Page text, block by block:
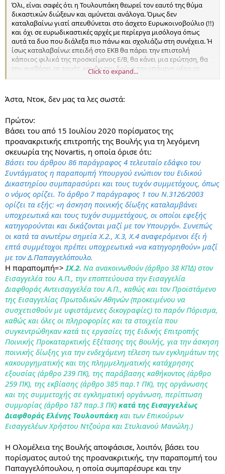
Όλι, είναι σαφές ότι η Τουλουπάκη θεωρεί τον εαυτό της θύμα
δικαστικών διώξεων και αμύνεται ανάλογα. Όμως δεν
καταλαβαίνω γιατί απευθύνεται στο άσχετο Ευρωκοινοβούλιο (!!)
και όχι σε ευρωδικαστικές αρχές με περίεργα μισόλογα όπως
αυτά τα δυο που διάλεξα πιο πάνω και σχολιάζω στη συνέχεια. Ή
ίσως καταλαβαίνω: επειδή στο ΕΚΒ θα πάρει την επιστολή
κάποιος φιλικά της προσκείμενος Ε/Β, θα κάνει μια ερώτηση, θα
την ανεβάσει σε τουήτ, και θα την δούμε την επόμενη μέρα σε
πρωτοσέλιδα στην Αθήνα, ξαναμασημένα όλα αυτά, με τίτλους
(Δεν είναι φανταστικό σενάριο, είδαμε τον μηχανισμό πρόσφατα
Όμως, ειλικρινά:
Της άσκησε η Βουλή(ως κοινοβουλευτική αρχή, όπως αφήνει να
εννοηθεί)ποινική δίωξη; Σοβαρά, τώρα; Δεν ξέρει το σύνταγμα
και το πότε λειτουργεί η Βουλή δικαστικά;
Η δικογραφία που αριθμεί 300.000 σελίδεςδεν είναι αυτή που
είχε στα χέρια της επί Ψ χρόνια; Θα βρει κάτι που της είχε
διαφύγει; Το 15νθήμερο δεν της δίνεται για να απολογηθεί για
τον φάκελο Νοβάρτις αλλά για ένα συγκεκριμένο ζήτημα:το θέμα
του προστατευόμενου μάρτυρα και αν γνώριζε ότι κακώς
χαρακτηρίστηκε ως τέτοιος.
Τέλος, για να μην ακούσω και την άλλη τσιχλόφουσκα:Σκάνδαλο
Νοβάρτις προφανώς και υπήρξε.
εμπλέκονταν χιλιάδες γιατροί, φαρμακοποιοί,
συνεδριομάνατζερ, πλασιέ, μέλη τεχνικών επιτροπών και όλα όσα
έχουν έχει αποδειχτεί σε άλλες χώρες. Η Ελλάδα είναι η μοναδική
χώρα όπου η έρευνα δεν στράφηκε προς αυτές τις κατευθύνσεις
αλλά προς την «αποκάλυψη των αρχισυνωμοτών», δηλαδή
αντίπαλων πολιτικών προσώπων, με αποτέλεσμα γελοίες
κατηγορίες όπως και κατά υπηρεσιακού π/θ και την παρέλευση
όλων των προθεσμιών για τη δίωξη «απλών» πολιτών. Από όλη
την ιστορία, έχει απομείνει ότι κάποιος λίγδας δήλωσε έναντι
αμοιβής στο FBI ότι ο Λοβέρδος δωροδοκήθηκε με 20.000 και ο
λίγδας πήρε παρανόμως καθεστώς προστατευόμενου μάρτυρα
ενώ η μαρτυρία του δεν θα έπρεπε να έχει ληφθεί υπόψη εξαρχής
σύμφωνα με το δικό μας δίκαιο, και πάνω σε αυτή τη μαρτυρία
στήθηκε ένα ολόκληρο θέατρο με τις δέκα κάλπες κλπ κλπ.
Όμως στην Ελλάδα δεν μπορείς να παίρνεις λεφτά για να
καταγγείλεις κάποιον και να μένεις κρυφός. Και σε αντίθεση με το
αμερικανικό σύστημα, θεωρώ το δικό μας πιο σωστό.
Click to expand...
Άστα, Ντοκ, δεν μας τα λες σωστά:
Πρώτον:
Βάσει του από 15 Ιουλίου 2020 πορίσματος της
προανακριτικής επιτροπής της Βουλής για τη λεγόμενη
σκευωρία της Novartis, η οποία όρισε ότι:
Βάσει του άρθρου 86 παράγραφος 4 τελευταίο εδάφιο του
Συντάγματος η παραπομπή Υπουργού ενώπιον του Ειδικού
Δικαστηρίου συμπαρασύρει και τους τυχόν συμμετόχους, όπως
ο νόμος ορίζει. Το άρθρο 7 παράγραφος 1 του Ν.3126/2003
ορίζει τα εξής: «η άσκηση ποινικής δίωξης καταλαμβάνει
υποχρεωτικά και τους τυχόν συμμετόχους, οι οποίοι εφεξής
κατηγορούνται και δικάζονται μαζί με τον Υπουργό». Συνεπώς
οι κατά τα ανωτέρω σημεία Χ.2., Χ.3, Χ.4 αναφερόμενοι έξι ή
επτά συμμέτοχοι πρέπει υποχρεωτικά «να κατηγορηθούν» μαζί
με τον Δ.Παπαγγελόπουλο.
Η παραπομπή=> IΧ.2. Να ανακοινωθούν (άρθρο 38 ΚΠΔ) στον
Εισαγγελέα του Α.Π., την εποπτεύουσα την Εισαγγελία
Διαφθοράς Αντεισαγγελέα του Α.Π., καθώς και τον Προϊστάμενο
της Εισαγγελίας Πρωτοδικών Αθηνών (προκειμένου να
συσχετισθούν με υφιστάμενες δικογραφίες) το παρόν Πόρισμα,
καθώς και όλες οι πληροφορίες και τα στοιχεία που
συγκεντρώθηκαν κατά τις εργασίες της Ειδικής Επιτροπής
Ποινικής Προκαταρκτικής Εξέτασης της Βουλής, για την άσκηση
ποινικής δίωξης για την ενδεχόμενη τέλεση των εγκλημάτων της
κακουργηματικής και της πλημμεληματικής κατάχρησης
εξουσίας (άρθρο 239 ΠΚ), της παράβασης καθήκοντος (άρθρο
259 ΠΚ), της εκβίασης (άρθρο 385 παρ.1 ΠΚ), της οργάνωσης
και της συμμετοχής σε εγκληματική οργάνωση, περίπτωση
συμμορίας (άρθρο 187 παρ.3 ΠΚ) κατά της Εισαγγελέως
Διαφθοράς Ελένης Τουλουπάκη και των Επικούρων
Εισαγγελέων Χρήστου Ντζούρα και Στυλιανού Μανώλη.)
Η Ολομέλεια της Βουλής αποφάσισε, λοιπόν, βάσει του
πορίσματος αυτού της προανακριτικής, την παραπομπή του
Παπαγγελόπουλου, η οποία συμπαρέσυρε και την